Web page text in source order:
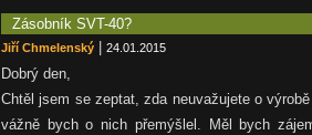
Zásobník SVT-40?
Jiří Chmelenský 24.01.2015
Dobrý den,
Chtěl jsem se zeptat, zda neuvažujete o
vážně bych o nich přemýšlel. Měl bych